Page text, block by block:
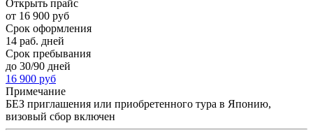
Открыть прайс
от 16 900 руб
Срок оформления
14 раб. дней
Срок пребывания
до 30/90 дней
16 900 руб
Примечание
БЕЗ приглашения или приобретенного тура в Японию,
визовый сбор включен